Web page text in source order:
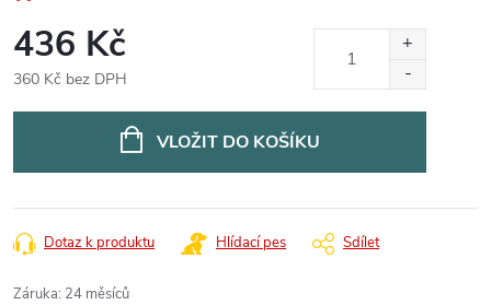
436 Kč
360 Kč bez DPH
VLOŽIT DO KOŠÍKU
Dotaz k produktu Hlídací pes Sdílet
Záruka: 24 měsíců